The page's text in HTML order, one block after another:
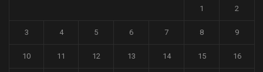
1 2
3 4 5 6 7 8 9
10 11 12 13 14 15 16